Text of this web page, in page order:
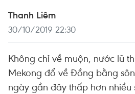
Thanh Liêm
30/10/2019 22:30
Không chỉ về muộn, nước lũ
Mekong đổ về Đồng bằng
ngày gần đây thấp hơn nhiều